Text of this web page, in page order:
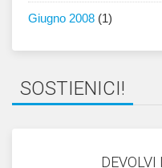
Giugno 2008 (1)
SOSTIENICI!